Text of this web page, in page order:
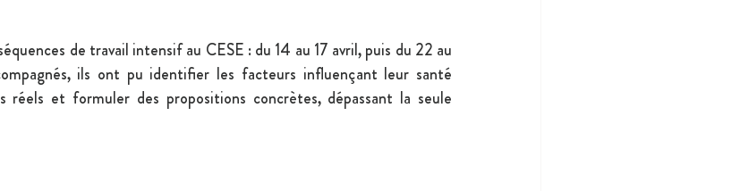
de travail intensif au CESE : du 14 au 17 avril, puis du 22 au
ils ont pu identifier les facteurs influençant leur santé
réels et formuler des propositions concrètes, dépassant la seule